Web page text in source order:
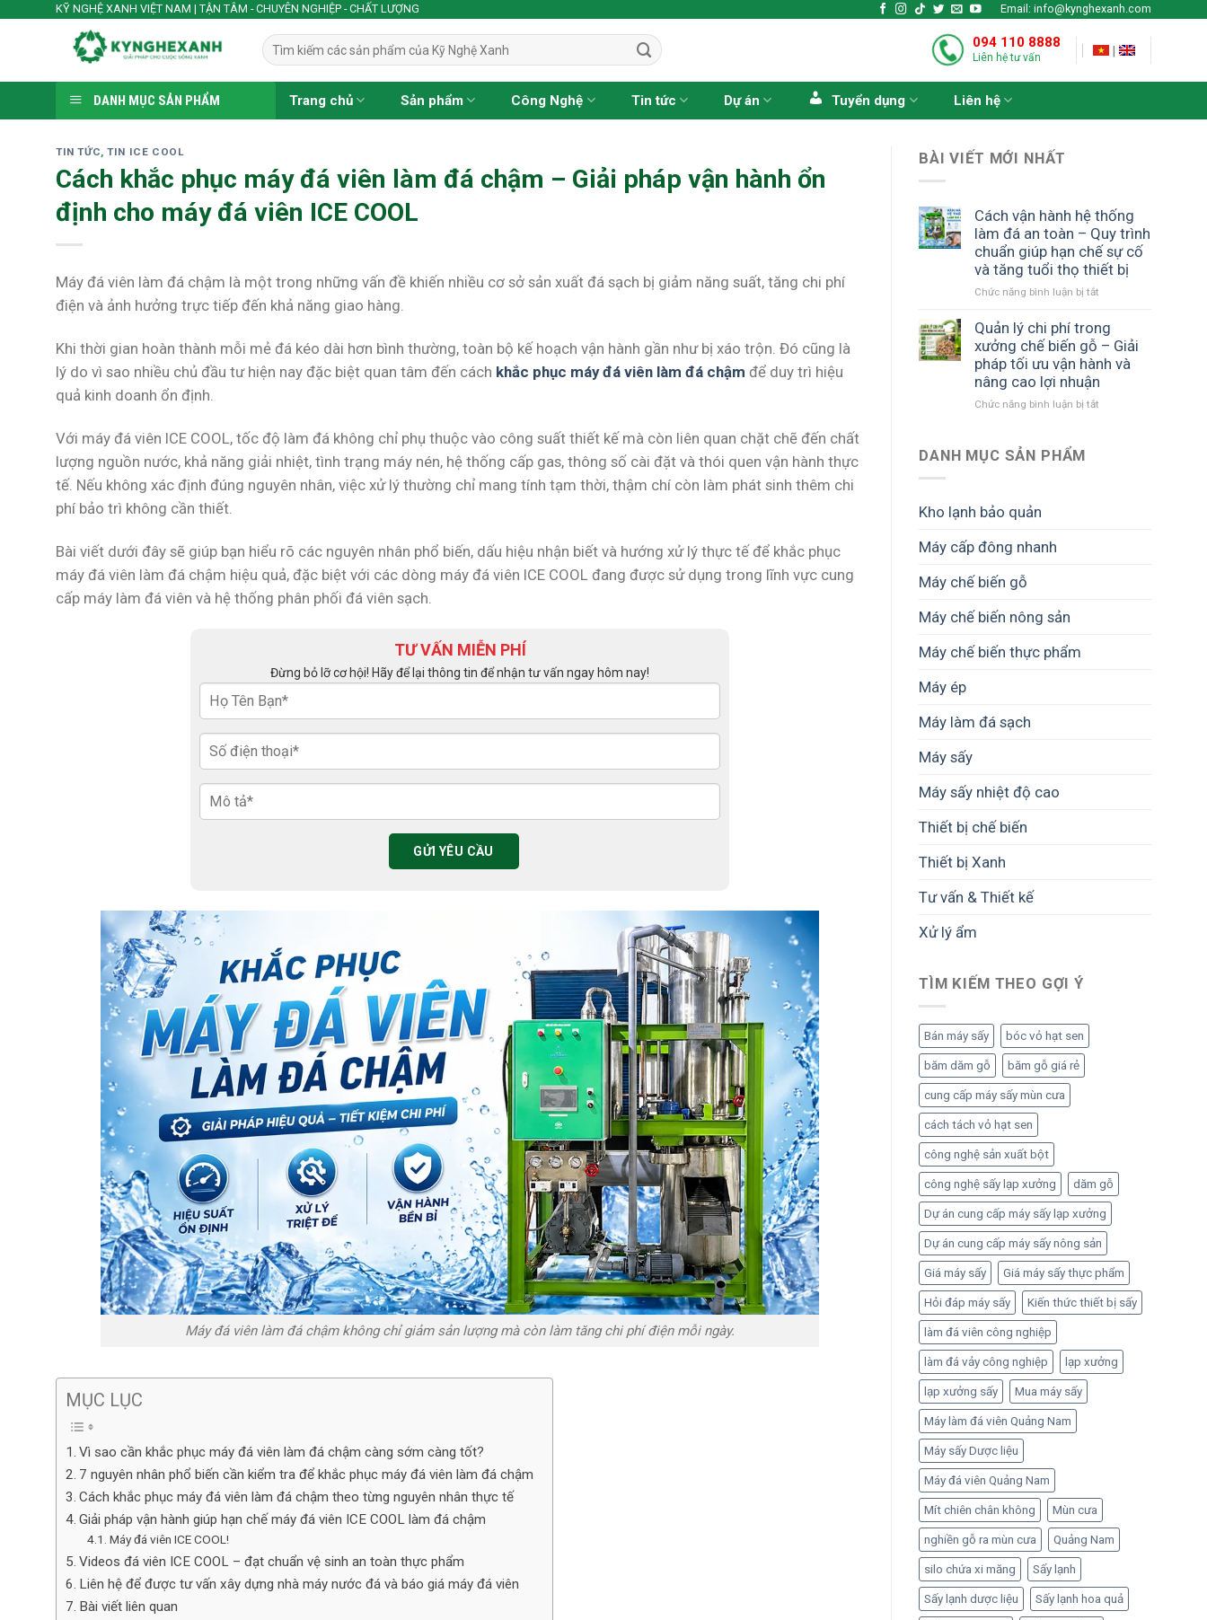
KỸ NGHỆ XANH VIỆT NAM | TẬN TÂM - CHUYÊN NGHIỆP - CHẤT LƯỢNG Email: info@kynghexanh.com
Tìm
kiếm:
094 110 8888
Liên hệ tư vấn
DANH MỤC SẢN PHẨM Trang chủ Sản phẩm Công Nghệ Tin tức Dự án Tuyển dụng Liên hệ
TIN TỨC ,TIN ICE COOL
Cách khắc phục máy đá viên làm đá chậm – Giải pháp vận hành ổn
định cho máy đá viên ICE COOL
Máy đá viên làm đá chậm là một trong những vấn đề khiến nhiều cơ sở sản xuất đá sạch bị giảm năng suất, tăng chi phí
điện và ảnh hưởng trực tiếp đến khả năng giao hàng.
Khi thời gian hoàn thành mỗi mẻ đá kéo dài hơn bình thường, toàn bộ kế hoạch vận hành gần như bị xáo trộn. Đó cũng là
lý do vì sao nhiều chủ đầu tư hiện nay đặc biệt quan tâm đến cách khắc phục máy đá viên làm đá chậm để duy trì hiệu
quả kinh doanh ổn định.
Với máy đá viên ICE COOL, tốc độ làm đá không chỉ phụ thuộc vào công suất thiết kế mà còn liên quan chặt chẽ đến chất
lượng nguồn nước, khả năng giải nhiệt, tình trạng máy nén, hệ thống cấp gas, thông số cài đặt và thói quen vận hành thực
tế. Nếu không xác định đúng nguyên nhân, việc xử lý thường chỉ mang tính tạm thời, thậm chí còn làm phát sinh thêm chi
phí bảo trì không cần thiết.
Bài viết dưới đây sẽ giúp bạn hiểu rõ các nguyên nhân phổ biến, dấu hiệu nhận biết và hướng xử lý thực tế để khắc phục
máy đá viên làm đá chậm hiệu quả, đặc biệt với các dòng máy đá viên ICE COOL đang được sử dụng trong lĩnh vực cung
cấp máy làm đá viên và hệ thống phân phối đá viên sạch.
TƯ VẤN MIỄN PHÍ
Đừng bỏ lỡ cơ hội! Hãy để lại thông tin để nhận tư vấn ngay hôm nay!
Máy đá viên làm đá chậm không chỉ giảm sản lượng mà còn làm tăng chi phí điện mỗi ngày.
MỤC LỤC
Vì sao cần khắc phục máy đá viên làm đá chậm càng sớm càng tốt?
7 nguyên nhân phổ biến cần kiểm tra để khắc phục máy đá viên làm đá chậm
Cách khắc phục máy đá viên làm đá chậm theo từng nguyên nhân thực tế
Giải pháp vận hành giúp hạn chế máy đá viên ICE COOL làm đá chậm
Máy đá viên ICE COOL!
Videos đá viên ICE COOL – đạt chuẩn vệ sinh an toàn thực phẩm
Liên hệ để được tư vấn xây dựng nhà máy nước đá và báo giá máy đá viên
Bài viết liên quan
BÀI VIẾT MỚI NHẤT
Cách vận hành hệ thống
làm đá an toàn – Quy trình
chuẩn giúp hạn chế sự cố
và tăng tuổi thọ thiết bị
Chức năng bình luận bị tắt
vận
hành
thống
làm
Quản lý chi phí trong
xưởng chế biến gỗ – Giải
pháp tối ưu vận hành và
nâng cao lợi nhuận
Chức năng bình luận bị tắt
DANH MỤC SẢN PHẨM
Kho lạnh bảo quản
Máy cấp đông nhanh
Máy chế biến gỗ
Máy chế biến nông sản
Máy chế biến thực phẩm
Máy ép
Máy làm đá sạch
Máy sấy
Máy sấy nhiệt độ cao
Thiết bị chế biến
Thiết bị Xanh
Tư vấn & Thiết kế
Xử lý ẩm
TÌM KIẾM THEO GỢI Ý
Bán máy sấy bóc vỏ hạt sen
băm dăm gỗ băm gỗ giá rẻ
cung cấp máy sấy mùn cưa
cách tách vỏ hạt sen
công nghệ sản xuất bột
công nghệ sấy lạp xưởng dăm gỗ
Dự án cung cấp máy sấy lạp xưởng
Dự án cung cấp máy sấy nông sản
Giá máy sấy Giá máy sấy thực phẩm
Hỏi đáp máy sấy Kiến thức thiết bị sấy
làm đá viên công nghiệp
làm đá vảy công nghiệp lạp xưởng
lạp xưởng sấy Mua máy sấy
Máy làm đá viên Quảng Nam
Máy sấy Dược liệu
Máy đá viên Quảng Nam
Mít chiên chân không Mùn cưa
nghiền gỗ ra mùn cưa Quảng Nam
silo chứa xi măng Sấy lạnh
Sấy lạnh dược liệu Sấy lạnh hoa quả